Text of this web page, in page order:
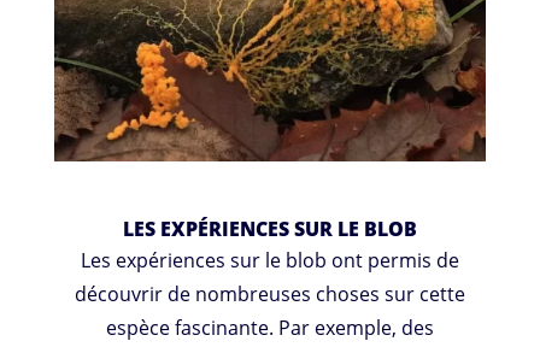
LES EXPÉRIENCES SUR LE BLOB
Les expériences sur le blob ont permis de
découvrir de nombreuses choses sur cette
espèce fascinante. Par exemple, des